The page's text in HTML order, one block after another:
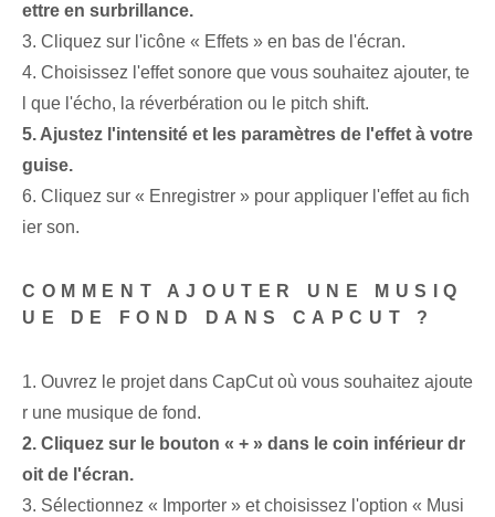
ettre en surbrillance.
3. Cliquez sur l'icône « Effets » en bas de l'écran.
4. Choisissez l'effet sonore que vous souhaitez ajouter, te
l que l'écho, la réverbération ou le pitch shift.
5. Ajustez l'intensité et les paramètres de l'effet à votre
guise.
6. Cliquez sur « Enregistrer » pour appliquer l'effet au fich
ier son.
COMMENT AJOUTER UNE MUSIQ
UE DE FOND DANS CAPCUT ?
1. Ouvrez le projet dans CapCut où vous souhaitez ajoute
r une musique de fond.
2. Cliquez sur le bouton « + » dans le coin inférieur dr
oit de l'écran.
3. Sélectionnez « Importer » et choisissez l'option « Musi